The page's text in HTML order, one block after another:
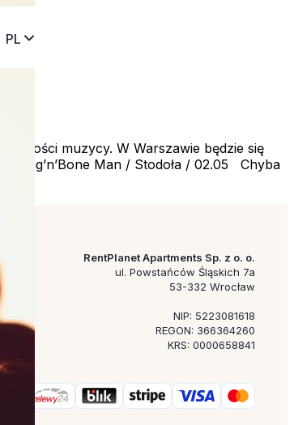
PL
muzycy. W Warszawie będzie się
Rag’n’Bone Man / Stodoła / 02.05 Chyba
RentPlanet Apartments Sp. z o. o.
ul. Powstańców Śląskich 7a
53-332 Wrocław
NIP: 5223081618
REGON: 366364260
KRS: 0000658841